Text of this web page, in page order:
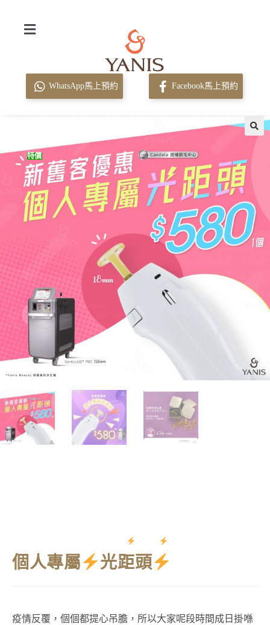
WhatsApp馬上預約 Facebook馬上預約
特價
個人專屬 光距頭
疫情反覆，個個都提心吊膽，所以大家呢段時間成日掛喺